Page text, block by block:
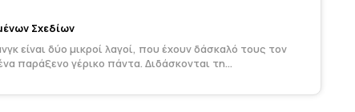
Σχεδίων
είναι δύο μικροί λαγοί, που έχουν δάσκαλό τους τον
παράξενο γέρικο πάντα. Διδάσκονται τη...